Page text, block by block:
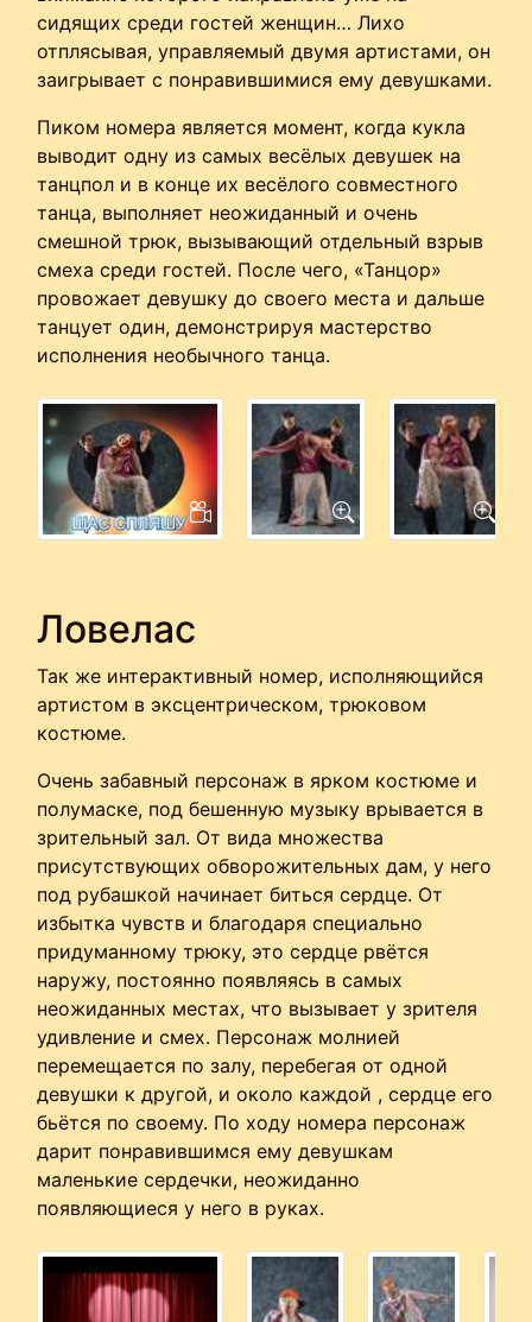
сидящих среди гостей женщин… Лихо
отплясывая, управляемый двумя артистами, он
заигрывает с понравившимися ему девушками.
Пиком номера является момент, когда кукла
выводит одну из самых весёлых девушек на
танцпол и в конце их весёлого совместного
танца, выполняет неожиданный и очень
смешной трюк, вызывающий отдельный взрыв
смеха среди гостей. После чего, «Танцор»
провожает девушку до своего места и дальше
танцует один, демонстрируя мастерство
исполнения необычного танца.
Ловелас
Так же интерактивный номер, исполняющийся
артистом в эксцентрическом, трюковом
костюме.
Очень забавный персонаж в ярком костюме и
полумаске, под бешенную музыку врывается в
зрительный зал. От вида множества
присутствующих обворожительных дам, у него
под рубашкой начинает биться сердце. От
избытка чувств и благодаря специально
придуманному трюку, это сердце рвётся
наружу, постоянно появляясь в самых
неожиданных местах, что вызывает у зрителя
удивление и смех. Персонаж молнией
перемещается по залу, перебегая от одной
девушки к другой, и около каждой , сердце его
бьётся по своему. По ходу номера персонаж
дарит понравившимся ему девушкам
маленькие сердечки, неожиданно
появляющиеся у него в руках.